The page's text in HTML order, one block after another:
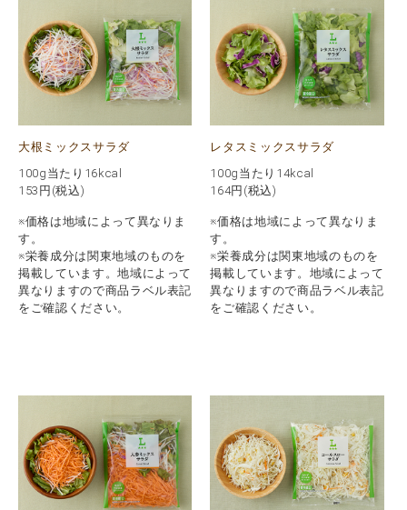
大根ミックスサラダ
100g当たり16kcal
153 円(税込)
※価格は地域によって異なりま
す。
※栄養成分は関東地域のものを
掲載しています。地域によって
異なりますので商品ラベル表記
をご確認ください。
レタスミックスサラダ
100g当たり14kcal
164円(税込)
※価格は地域によって異なりま
す。
※栄養成分は関東地域のものを
掲載しています。地域によって
異なりますので商品ラベル表記
をご確認ください。